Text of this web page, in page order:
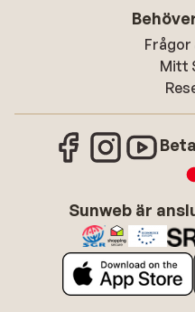
Frågor
Mitt
Sunweb är